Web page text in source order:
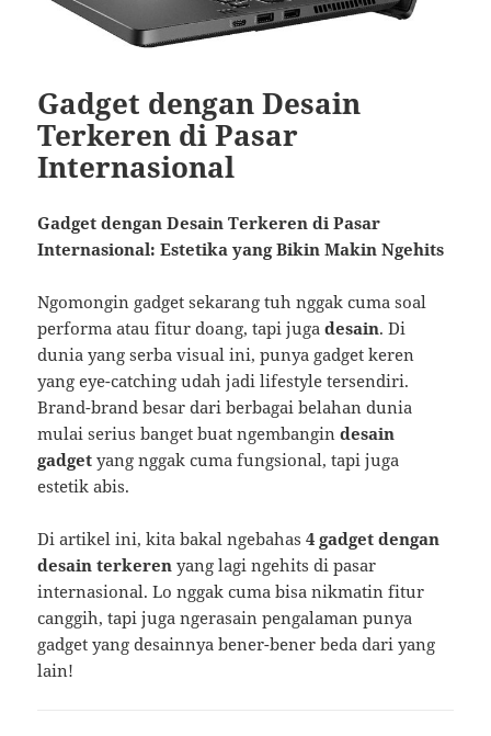
Gadget dengan Desain
Terkeren di Pasar
Internasional
Gadget dengan Desain Terkeren di Pasar
Internasional: Estetika yang Bikin Makin Ngehits
Ngomongin gadget sekarang tuh nggak cuma soal
performa atau fitur doang, tapi jugadesain. Di
dunia yang serba visual ini, punya gadget keren
yang eye-catching udah jadi lifestyle tersendiri.
Brand-brand besar dari berbagai belahan dunia
mulai serius banget buat ngembangindesain
gadget yang nggak cuma fungsional, tapi juga
estetik abis.
Di artikel ini, kita bakal ngebahas4 gadget dengan
desain terkeren yang lagi ngehits di pasar
internasional. Lo nggak cuma bisa nikmatin fitur
canggih, tapi juga ngerasain pengalaman punya
gadget yang desainnya bener-bener beda dari yang
lain!